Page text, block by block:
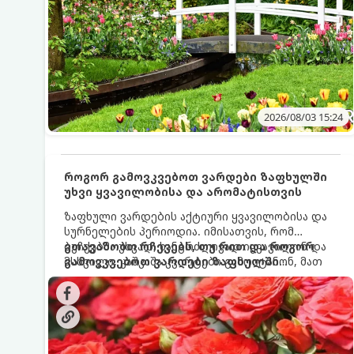
2026/08/03 15:24
როგორ გამოვკვებოთ ვარდები ზაფხულში
უხვი ყვავილობისა და არომატისთვის
ზაფხული ვარდების აქტიური ყვავილობისა და
სურნელების პერიოდია. იმისათვის, რომ
ბუჩქებმა უხვად, ხანგრძლივად იყვავილონ და
მსხვილი, კაშკაშა კვირტები გამოიტანონ, მათ
რეგულარული და სწორი გამოკვება
სჭირდებათ. ზაფხულის პერიოდში მცენარის
მოთხოვნილებები იცვლება, ამიტომ
მნიშვნელოვანია ვიცოდეთ, რომელი სასუქები
გამოიყენება ამ დროს.
გთავაზობთ რჩევებს, თუ რით და როგორ
გამოვკვებოთ ვარდები ზაფხულში
საუკეთესო შედეგის მისაღწევად: